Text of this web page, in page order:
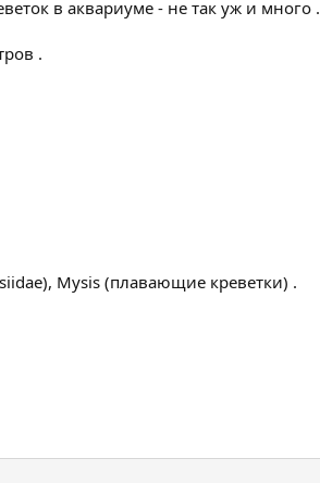
в аквариуме - не так уж и много .
.
Mysis (плавающие креветки) .